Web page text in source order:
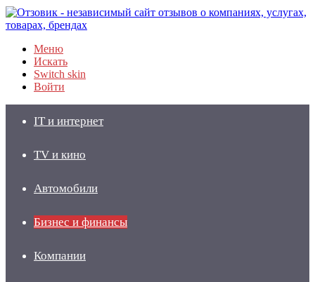
Меню
Искать
Switch skin
Войти
IT и интернет
TV и кино
Автомобили
Бизнес и финансы
Компании